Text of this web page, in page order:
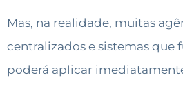
Mas, na realidade, muitas
centralizados e sistemas
poderá aplicar